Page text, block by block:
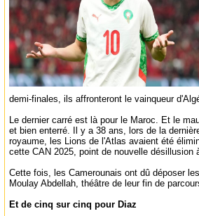
demi-finales, ils affronteront le vainqueur
Le dernier carré est là pour le Maroc. Et le
et bien enterré. Il y a 38 ans, lors de la
royaume, les Lions de l'Atlas avaient été
cette CAN 2025, point de nouvelle désillusion
Cette fois, les Camerounais ont dû déposer
Moulay Abdellah, théâtre de leur fin de
Et de cinq sur cinq pour Diaz